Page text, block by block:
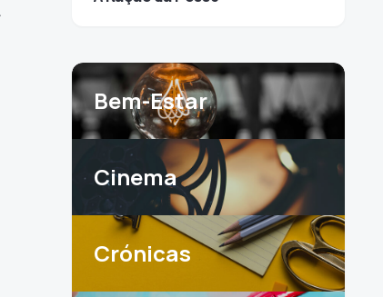
Bem-Estar
Cinema
Crónicas